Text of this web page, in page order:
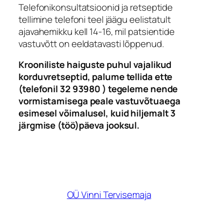
Telefonikonsultatsioonid ja retseptide
tellimine telefoni teel jäägu eelistatult
ajavahemikku kell 14-16, mil patsientide
vastuvõtt on eeldatavasti lõppenud.
Krooniliste haiguste puhul vajalikud
korduvretseptid, palume tellida ette
(telefonil 32 93980 ) tegeleme nende
vormistamisega peale vastuvõtuaega
esimesel võimalusel, kuid hiljemalt 3
järgmise (töö)päeva jooksul.
OÜ Vinni Tervisemaja